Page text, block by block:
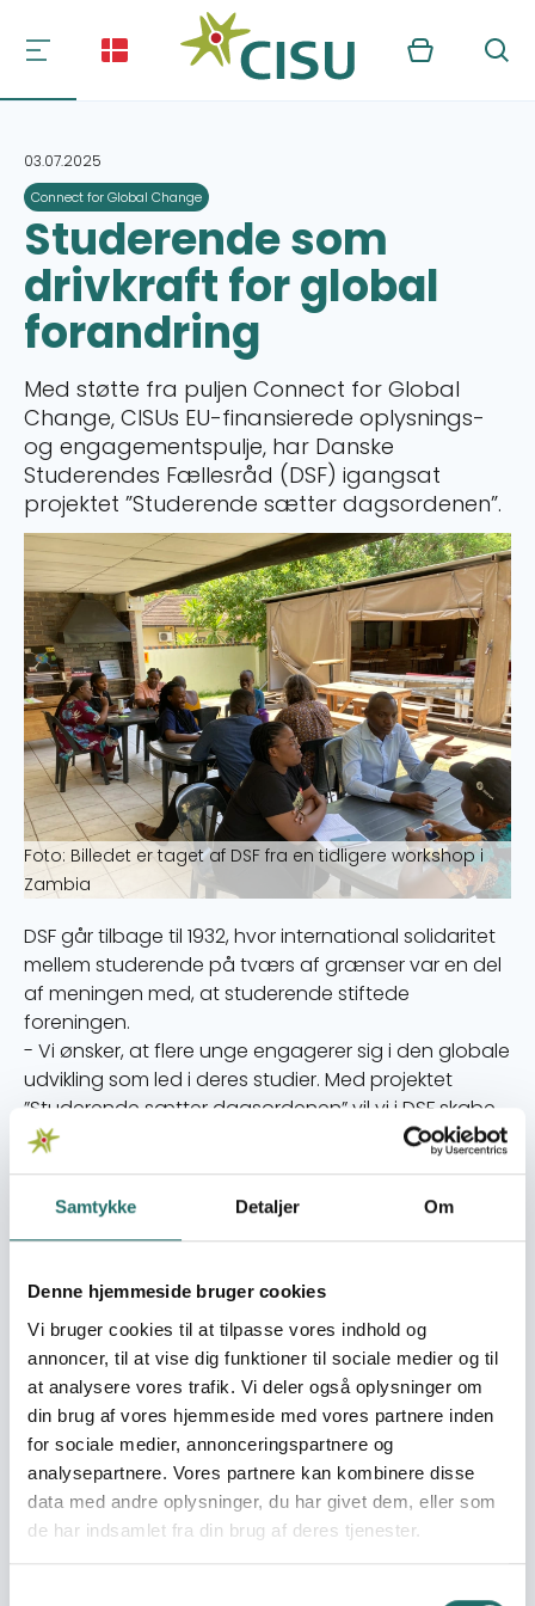
Samtykke Detaljer Om
Denne hjemmeside bruger cookies
Vi bruger cookies til at tilpasse vores indhold og
annoncer, til at vise dig funktioner til sociale medier og til
at analysere vores trafik. Vi deler også oplysninger om
din brug af vores hjemmeside med vores partnere inden
for sociale medier, annonceringspartnere og
analysepartnere. Vores partnere kan kombinere disse
data med andre oplysninger, du har givet dem, eller som
de har indsamlet fra din brug af deres tjenester.
Kurv Søg
03.07.2025
Connect for Global Change
Studerende som
drivkraft for global
forandring
Med støtte fra puljen Connect for Global
Change, CISUs EU-finansierede oplysnings-
og engagementspulje, har Danske
Studerendes Fællesråd (DSF) igangsat
projektet ”Studerende sætter dagsordenen”.
Foto: Billedet er taget af DSF fra en tidligere workshop i
Zambia
DSF går tilbage til 1932, hvor international solidaritet
mellem studerende på tværs af grænser var en del
af meningen med, at studerende stiftede
foreningen.
- Vi ønsker, at flere unge engagerer sig i den globale
udvikling som led i deres studier. Med projektet
”Studerende sætter dagsordenen” vil vi i DSF skabe
rammerne for, at studerende gennem frivilligt
arbejde og med deres egen dagsorden kan indgå i
netværk, hvor de igangsætter konkrete projekter
med studenterorganisationer i Syd, fortæller
Konkret udmønter projektet sig i en række
workshops/oplæg fra partnere i Cuba, Zimbabwe
og Zambia på danske universiteter. Målet er her at
rekruttere studerende, som enten gerne vil indgå i et
af de eksisterende projekter med
studenterorganisationer i de tre lande – eller starte
et helt nyt samarbejde med andre studerende.
Efter rækken af workshops vil danske studerende
have stande på universiteterne, f.eks. i forbindelse
med universitetsvalgene for at kunne hverve frivillige
til projekterne. Et afsluttende opsamlings-event vil
skabe en fælleskabsdag for de studerende, som